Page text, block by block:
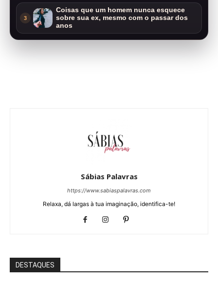
3
Coisas que um homem nunca esquece
sobre sua ex, mesmo com o passar dos
anos
Sábias Palavras
https://www.sabiaspalavras.com
Relaxa, dá largas à tua imaginação, identifica-te!
DESTAQUES